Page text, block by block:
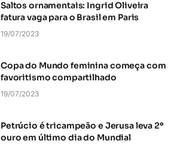
Saltos ornamentais: Ingrid Oliveira
fatura vaga para o Brasil em Paris
19/07/2023
Copa do Mundo feminina começa com
favoritismo compartilhado
19/07/2023
Petrúcio é tricampeão e Jerusa leva 2º
ouro em último dia do Mundial